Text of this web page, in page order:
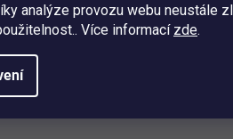
analýze provozu webu neustále
Více informací zde.